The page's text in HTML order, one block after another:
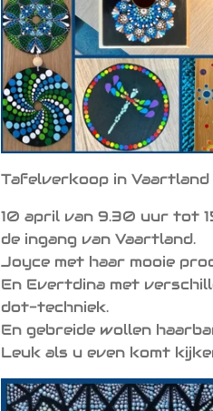
Tafelverkoop in Vaartland
10 april van 9.30 uur tot
de ingang van Vaartland.
Joyce met haar mooie
En Evertdina met
dot-techniek.
En gebreide wollen
Leuk als u even komt